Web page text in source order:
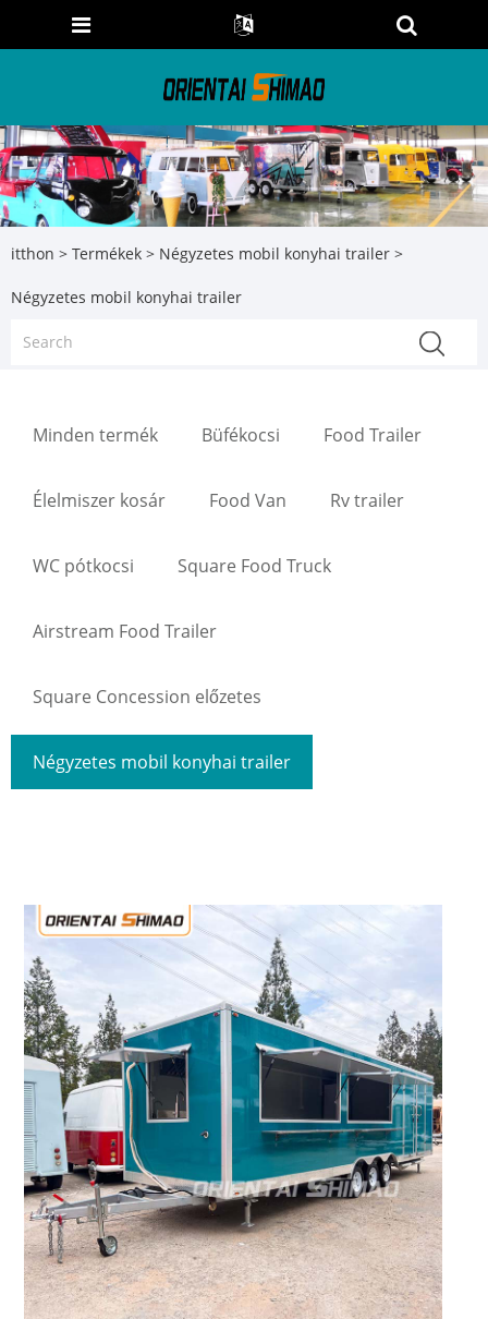
itthon > Termékek > Négyzetes mobil konyhai trailer >
Négyzetes mobil konyhai trailer
Minden termék Büfékocsi Food Trailer
Élelmiszer kosár Food Van Rv trailer
WC pótkocsi Square Food Truck
Airstream Food Trailer
Square Concession előzetes
Négyzetes mobil konyhai trailer